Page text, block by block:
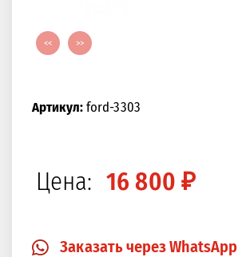
<< >>
Артикул:ford-3303
Цена: 16 800 ₽
Заказать через WhatsApp